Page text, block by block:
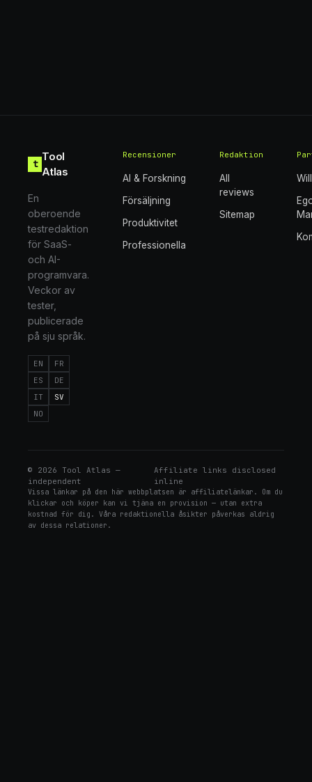
t
Tool
Atlas
En
oberoende
testredaktion
för SaaS-
och AI-
programvara.
Veckor av
tester,
publicerade
på sju språk.
EN
FR
ES
DE
IT
SV
NO
Recensioner
AI & Forskning
Försäljning
Produktivitet
Professionella
Redaktion
All
reviews
Sitemap
© 2026 Tool Atlas —
independent
Affiliate links disclosed
inline
Vissa länkar på den här webbplatsen är affiliatelänkar. Om du
klickar och köper kan vi tjäna en provision — utan extra
kostnad för dig. Våra redaktionella åsikter påverkas aldrig
av dessa relationer.